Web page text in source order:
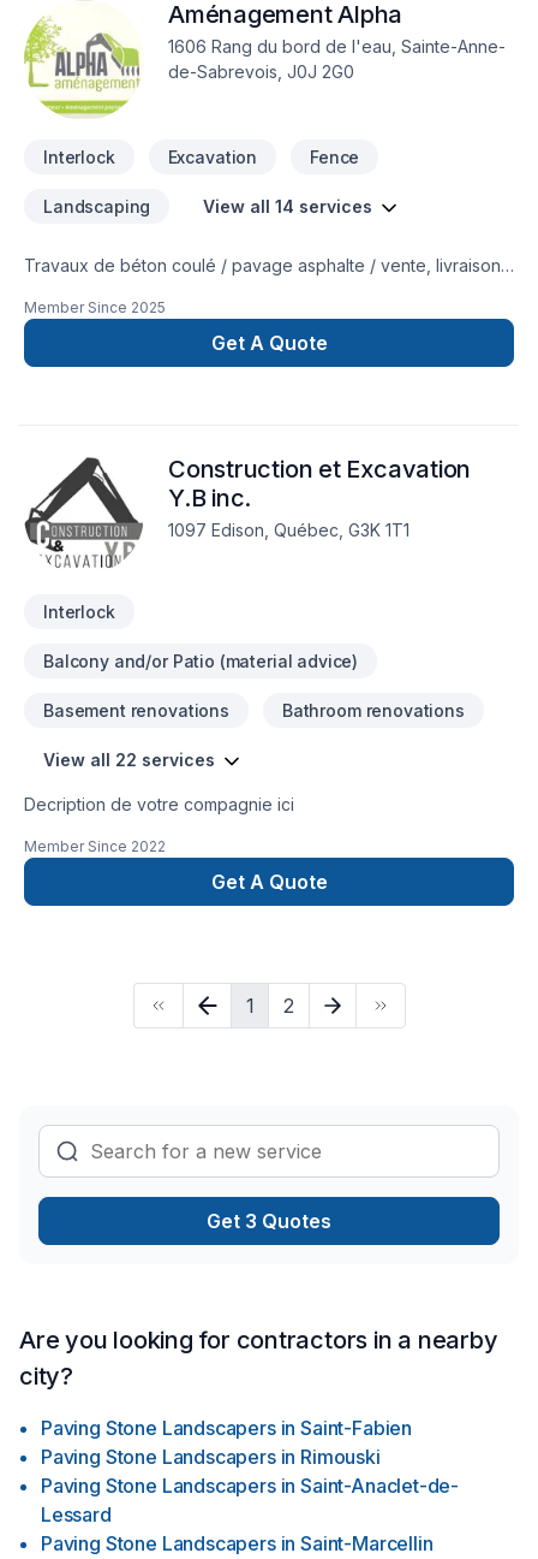
St-Laurent,Capitale-Nationale,Chaudière-Appalaches,Côte
Nord,Estrie,Gaspésie–Îles-de-la-Madeleine,Île-du-Prince-
Édouard,Nouveau Brunswick,Nouvelle Écosse. Grâce à notre
approche centrée sur le client, nous proposons des solutions
adaptées à vos besoins spécifiques et à votre budget.
Aménagement Alpha
1606 Rang du bord de l'eau, Sainte-Anne-
de-Sabrevois, J0J 2G0
Interlock Excavation Fence
Landscaping View all 14 services
Travaux de béton coulé / pavage asphalte / vente, livraison
excavation / transport de vrac / drain francais / nivellement /
enrochement / émondage / dessouchage
Member Since 2025
Get A Quote
Construction et Excavation
Y.B inc.
1097 Edison, Québec, G3K 1T1
Interlock
Balcony and/or Patio (material advice)
Basement renovations Bathroom renovations
View all 22 services
Decription de votre compagnie ici
Member Since 2022
Get A Quote
1 2
Get 3 Quotes
Are you looking for contractors in a nearby
city?
Paving Stone Landscapers in Saint-Fabien
Paving Stone Landscapers in Rimouski
Paving Stone Landscapers in Saint-Anaclet-de-
Lessard
Paving Stone Landscapers in Saint-Marcellin